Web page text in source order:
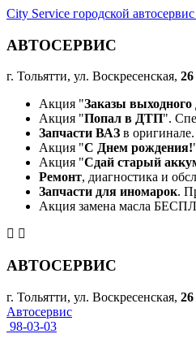
City Service городской
АВТОСЕРВИС
г. Тольятти, ул. Воскресенская, 26
Акция "Заказы выходного
Акция "Попал в ДТП".
Запчасти ВАЗ в
Акция "С Днем рождения!
Акция "Сдай старый
Ремонт, диагностика и
Запчасти для иномарок.
Акция замена масла
АВТОСЕРВИС
г. Тольятти, ул. Воскресенская, 26
Автосервис
98-03-03